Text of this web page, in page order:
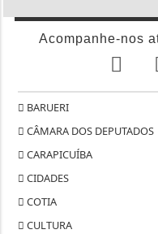
Acompanhe-nos
BARUERI
CÂMARA DOS DEPUTADOS
CARAPICUÍBA
CIDADES
COTIA
CULTURA